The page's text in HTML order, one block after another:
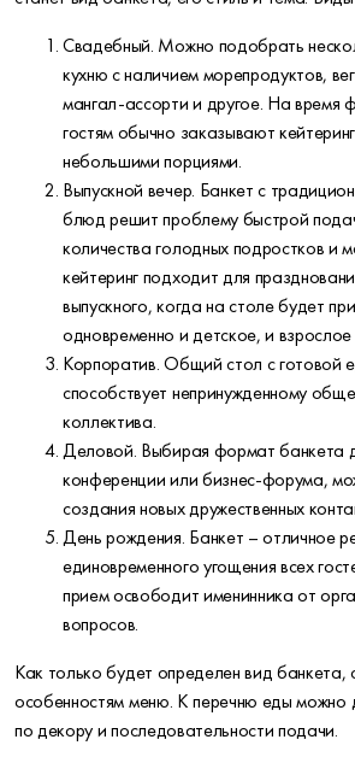
Свадебный. Можно подобрать
кухню с наличием морепродуктов,
мангал-ассорти и другое. На время
гостям обычно заказывают
небольшими порциями.
Выпускной вечер. Банкет с
блюд решит проблему быстрой
количества голодных подростков и
кейтеринг подходит для
выпускного, когда на столе будет
одновременно и детское, и
Корпоратив. Общий стол с готовой
способствует непринужденному
коллектива.
Деловой. Выбирая формат банкета
конференции или бизнес-форума,
создания новых дружественных
День рождения. Банкет – отличное
единовременного угощения всех
прием освободит именинника от
вопросов.
Как только будет определен вид банкета,
особенностям меню. К перечню еды можно
по декору и последовательности подачи.